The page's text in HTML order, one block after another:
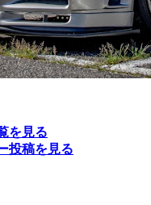
を見る
投稿を見る